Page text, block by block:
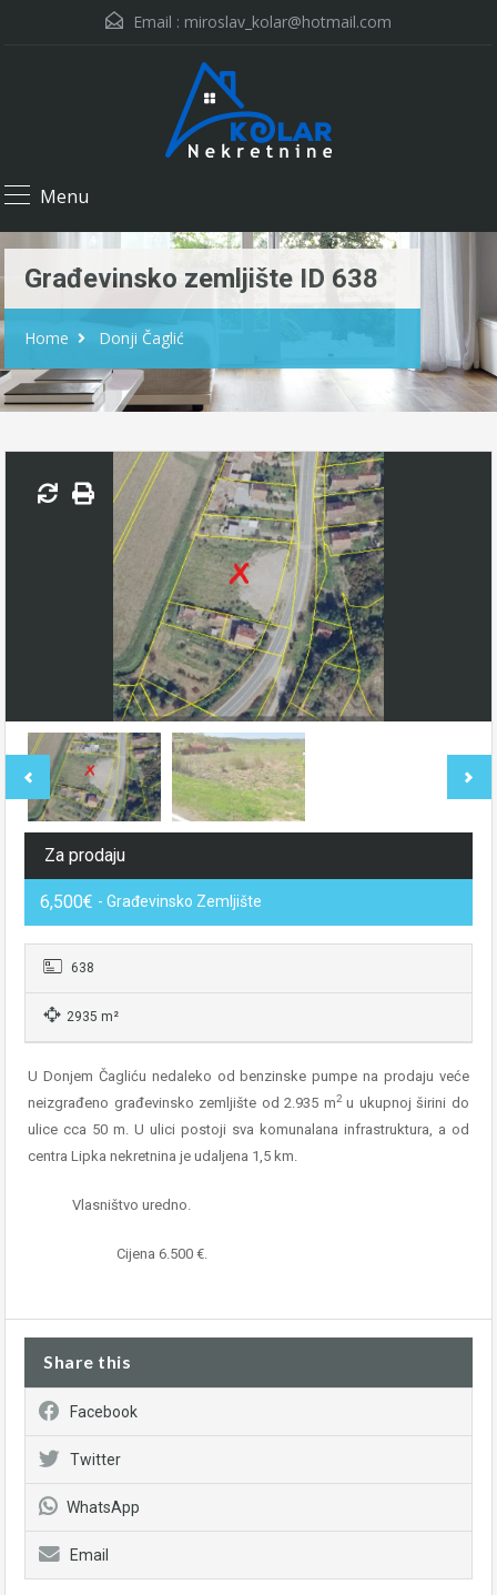
Email : miroslav_kolar@hotmail.com
Menu
Građevinsko zemljište ID 638
Home Donji Čaglić
Za prodaju
6,500€ - Građevinsko Zemljište
638
2935 m²
U Donjem Čagliću nedaleko od benzinske pumpe na prodaju veće
neizgrađeno građevinsko zemljište od 2.935 m2u ukupnoj širini do
ulice cca 50 m. U ulici postoji sva komunalana infrastruktura, a od
centra Lipka nekretnina je udaljena 1,5 km.
Vlasništvo uredno.
Cijena 6.500 €.
Share this
Facebook
Twitter
WhatsApp
Email